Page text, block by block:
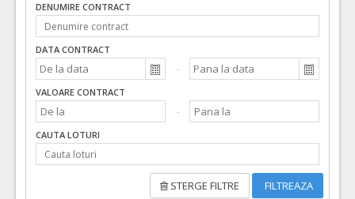
DENUMIRE CONTRACT
DATA CONTRACT
VALOARE CONTRACT
CAUTA LOTURI
STERGE FILTRE FILTREAZA